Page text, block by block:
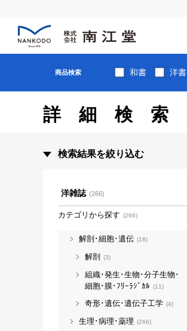
商品検索 和書 洋書
詳細検索
検索結果を絞り込む
洋雑誌 (266)
カテゴリから探す (266)
解剖･細胞･遺伝 (18)
解剖 (3)
組織･発生･生物･分子生物･
細胞･膜･ﾌﾘｰﾗｼﾞｶﾙ (11)
奇形･遺伝･遺伝子工学 (4)
生理･病理･薬理 (266)